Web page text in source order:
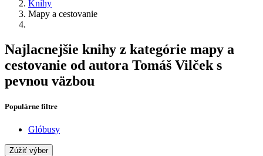
Knihy
Mapy a cestovanie
Najlacnejšie knihy z kategórie mapy a
cestovanie od autora Tomáš Vilček s
pevnou väzbou
Populárne filtre
Glóbusy
Zúžiť výber